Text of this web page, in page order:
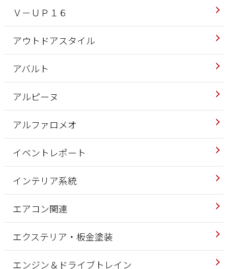
Ｖ－ＵＰ１６
アウトドアスタイル
アバルト
アルピーヌ
アルファロメオ
イベントレポート
インテリア系統
エアコン関連
エクステリア・板金塗装
エンジン＆ドライブトレイン